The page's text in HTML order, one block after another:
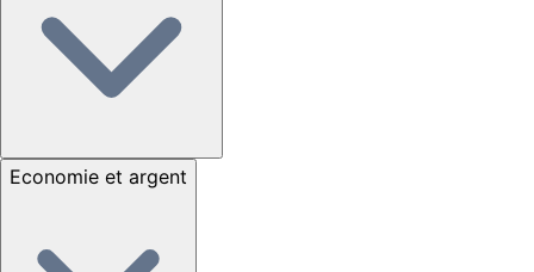
Economie et argent